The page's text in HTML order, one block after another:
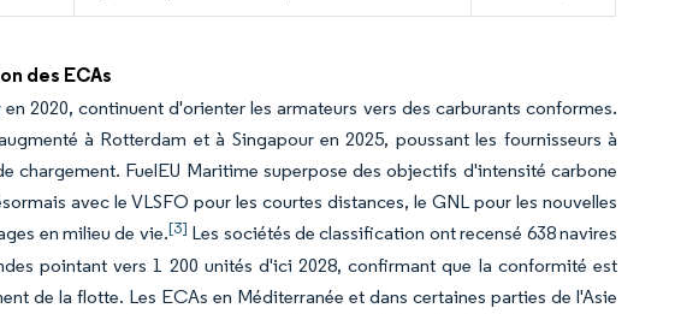
des ECAs
2020, continuent d'orienter les armateurs vers des carburants conformes.
à Rotterdam et à Singapour en 2025, poussant les fournisseurs à
chargement. FuelEU Maritime superpose des objectifs d'intensité carbone
avec le VLSFO pour les courtes distances, le GNL pour les nouvelles
en milieu de vie.[3] Les sociétés de classification ont recensé 638 navires
pointant vers 1 200 unités d'ici 2028, confirmant que la conformité est
de la flotte. Les ECAs en Méditerranée et dans certaines parties de l'Asie